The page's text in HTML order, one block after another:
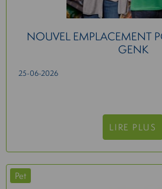
NOUVEL EMPLACEMENT
GENK
25-06-2026
LIRE PLUS
Pet